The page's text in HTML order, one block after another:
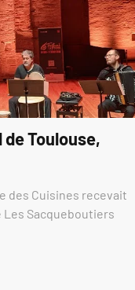
Toulouse,
des Cuisines recevait
Les Sacqueboutiers